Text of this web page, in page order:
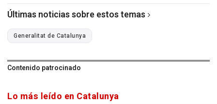
Últimas noticias sobre estos temas
Generalitat de Catalunya
Contenido patrocinado
Lo más leído en Catalunya